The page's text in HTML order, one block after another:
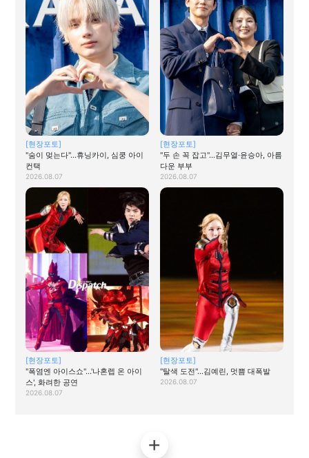
[현장포토]
"숨이 멎는다"…휴닝카이, 심쿵 아이
컨택
2026.08.07
[현장포토]
"두 손 꼭 잡고"…김무열·윤승아, 아름
다운 부부
2026.08.07
[현장포토]
"폭염엔 아이스쇼"…'나혼렙 온 아이
스', 화려한 공연
2026.08.07
[현장포토]
"탈색 도전"…김예린, 멋쁨 대폭발
2026.08.07